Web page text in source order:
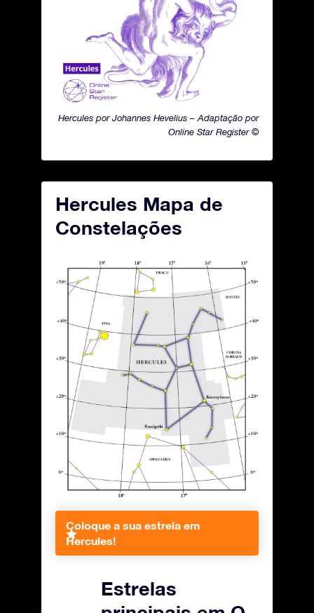
Hercules por Johannes Hevelius – Adaptação por
Online Star Register ©
Hercules Mapa de
Constelações
Coloque a sua estrela em
Hercules!
Estrelas